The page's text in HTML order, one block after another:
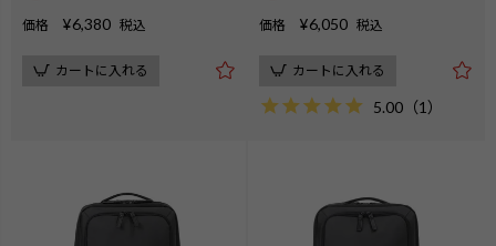
価格 ¥6,380 税込
カートに入れる
価格 ¥6,050 税込
カートに入れる
5.00 （1）